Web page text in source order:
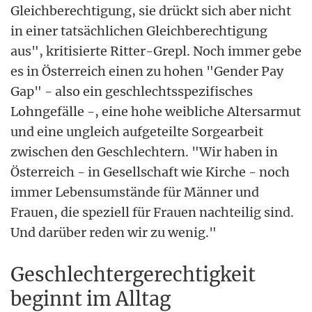
Gleichberechtigung, sie drückt sich aber nicht
in einer tatsächlichen Gleichberechtigung
aus", kritisierte Ritter-Grepl. Noch immer gebe
es in Österreich einen zu hohen "Gender Pay
Gap" - also ein geschlechtsspezifisches
Lohngefälle -, eine hohe weibliche Altersarmut
und eine ungleich aufgeteilte Sorgearbeit
zwischen den Geschlechtern. "Wir haben in
Österreich - in Gesellschaft wie Kirche - noch
immer Lebensumstände für Männer und
Frauen, die speziell für Frauen nachteilig sind.
Und darüber reden wir zu wenig."
Geschlechtergerechtigkeit
beginnt im Alltag